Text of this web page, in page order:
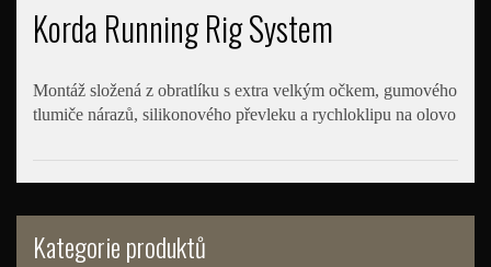
Kategorie produktů
Korda Running Rig System
Montáž složená z obratlíku s extra velkým očkem, gumového
tlumiče nárazů, silikonového převleku a rychloklipu na olovo